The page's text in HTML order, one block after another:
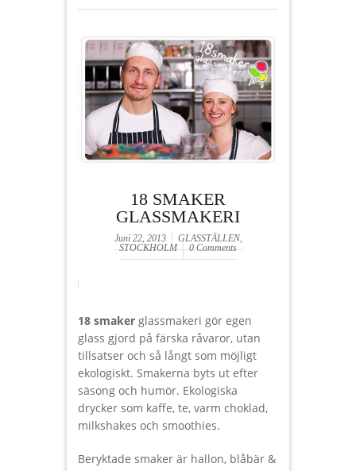
18 SMAKER
GLASSMAKERI
Juni 22, 2013 GLASSTÄLLEN,
STOCKHOLM
0 Comments
18 smaker glassmakeri gör egen
glass gjord på färska råvaror, utan
tillsatser och så långt som möjligt
ekologiskt. Smakerna byts ut efter
säsong och humör. Ekologiska
drycker som kaffe, te, varm choklad,
milkshakes och smoothies.
Beryktade smaker är hallon, blåbär &